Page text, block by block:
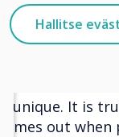
I need, I
they need I
get a
unique. It is
out when
Hallitse